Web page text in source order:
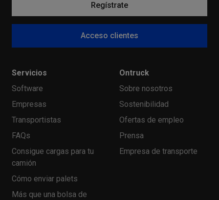
Regístrate
Acceso clientes
Servicios
Software
Empresas
Transportistas
FAQs
Consigue cargas para tu
camión
Cómo enviar palets
Más que una bolsa de
Ontruck
Sobre nosotros
Sostenibilidad
Ofertas de empleo
Prensa
Empresa de transporte